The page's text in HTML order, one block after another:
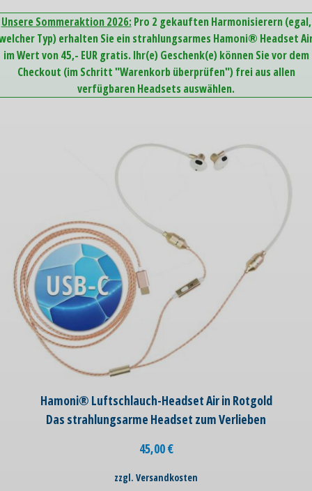
Unsere Sommeraktion 2026: Pro 2 gekauften Harmonisierern (egal,
Typ) erhalten Sie ein strahlungsarmes Hamoni® Headset
im Wert von 45,- EUR gratis. Ihr(e) Geschenk(e) können Sie vor dem
Checkout (im Schritt "Warenkorb überprüfen") frei aus allen
verfügbaren Headsets auswählen.
Hamoni® Luftschlauch-Headset Air in Rotgold
Das strahlungsarme Headset zum Verlieben
45,00€
zzgl. Versandkosten